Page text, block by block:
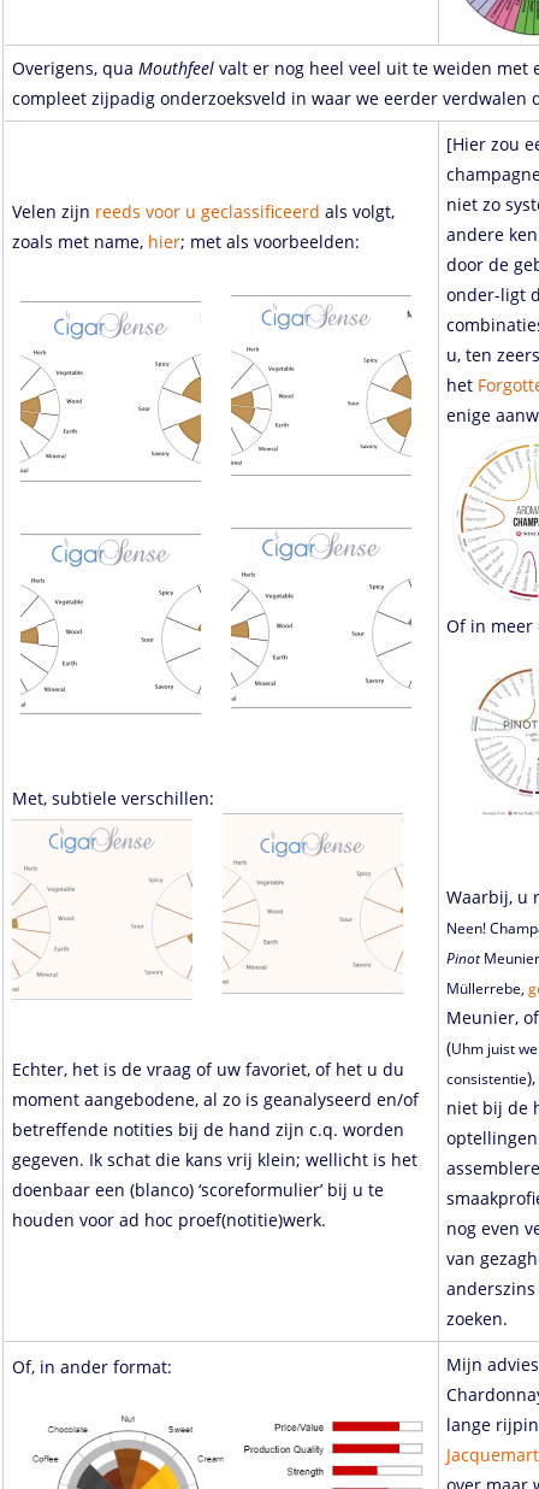
Overigens, quaMouthfeel valt er nog heel veel uit te weiden met
compleet zijpadig onderzoeksveld in waar we eerder verdwalen
Velen zijn reeds voor u geclassificeerd als volgt,
zoals met name, hier; met als voorbeelden:
Met, subtiele verschillen:
Echter, het is de vraag of uw favoriet, of het u du
moment aangebodene, al zo is geanalyseerd en/of
betreffende notities bij de hand zijn c.q. worden
gegeven. Ik schat die kans vrij klein; wellicht is het
doenbaar een (blanco) ‘scoreformulier’ bij u te
houden voor ad hoc proef(notitie)werk.
[Hier zou
niet zo
andere
door de
onder-ligt
u, ten
het
enige
Of in meer
Waarbij, u
Neen!
Pinot
Müllerrebe,
Meunier,
(Uhm juist
consistentie
niet bij de
nog even
van
zoeken.
Of, in ander format:
Mijn
lange
Jacquemart